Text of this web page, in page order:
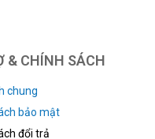
& CHÍNH SÁCH
chung
bảo mật
đổi trả